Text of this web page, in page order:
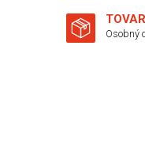
Osobný